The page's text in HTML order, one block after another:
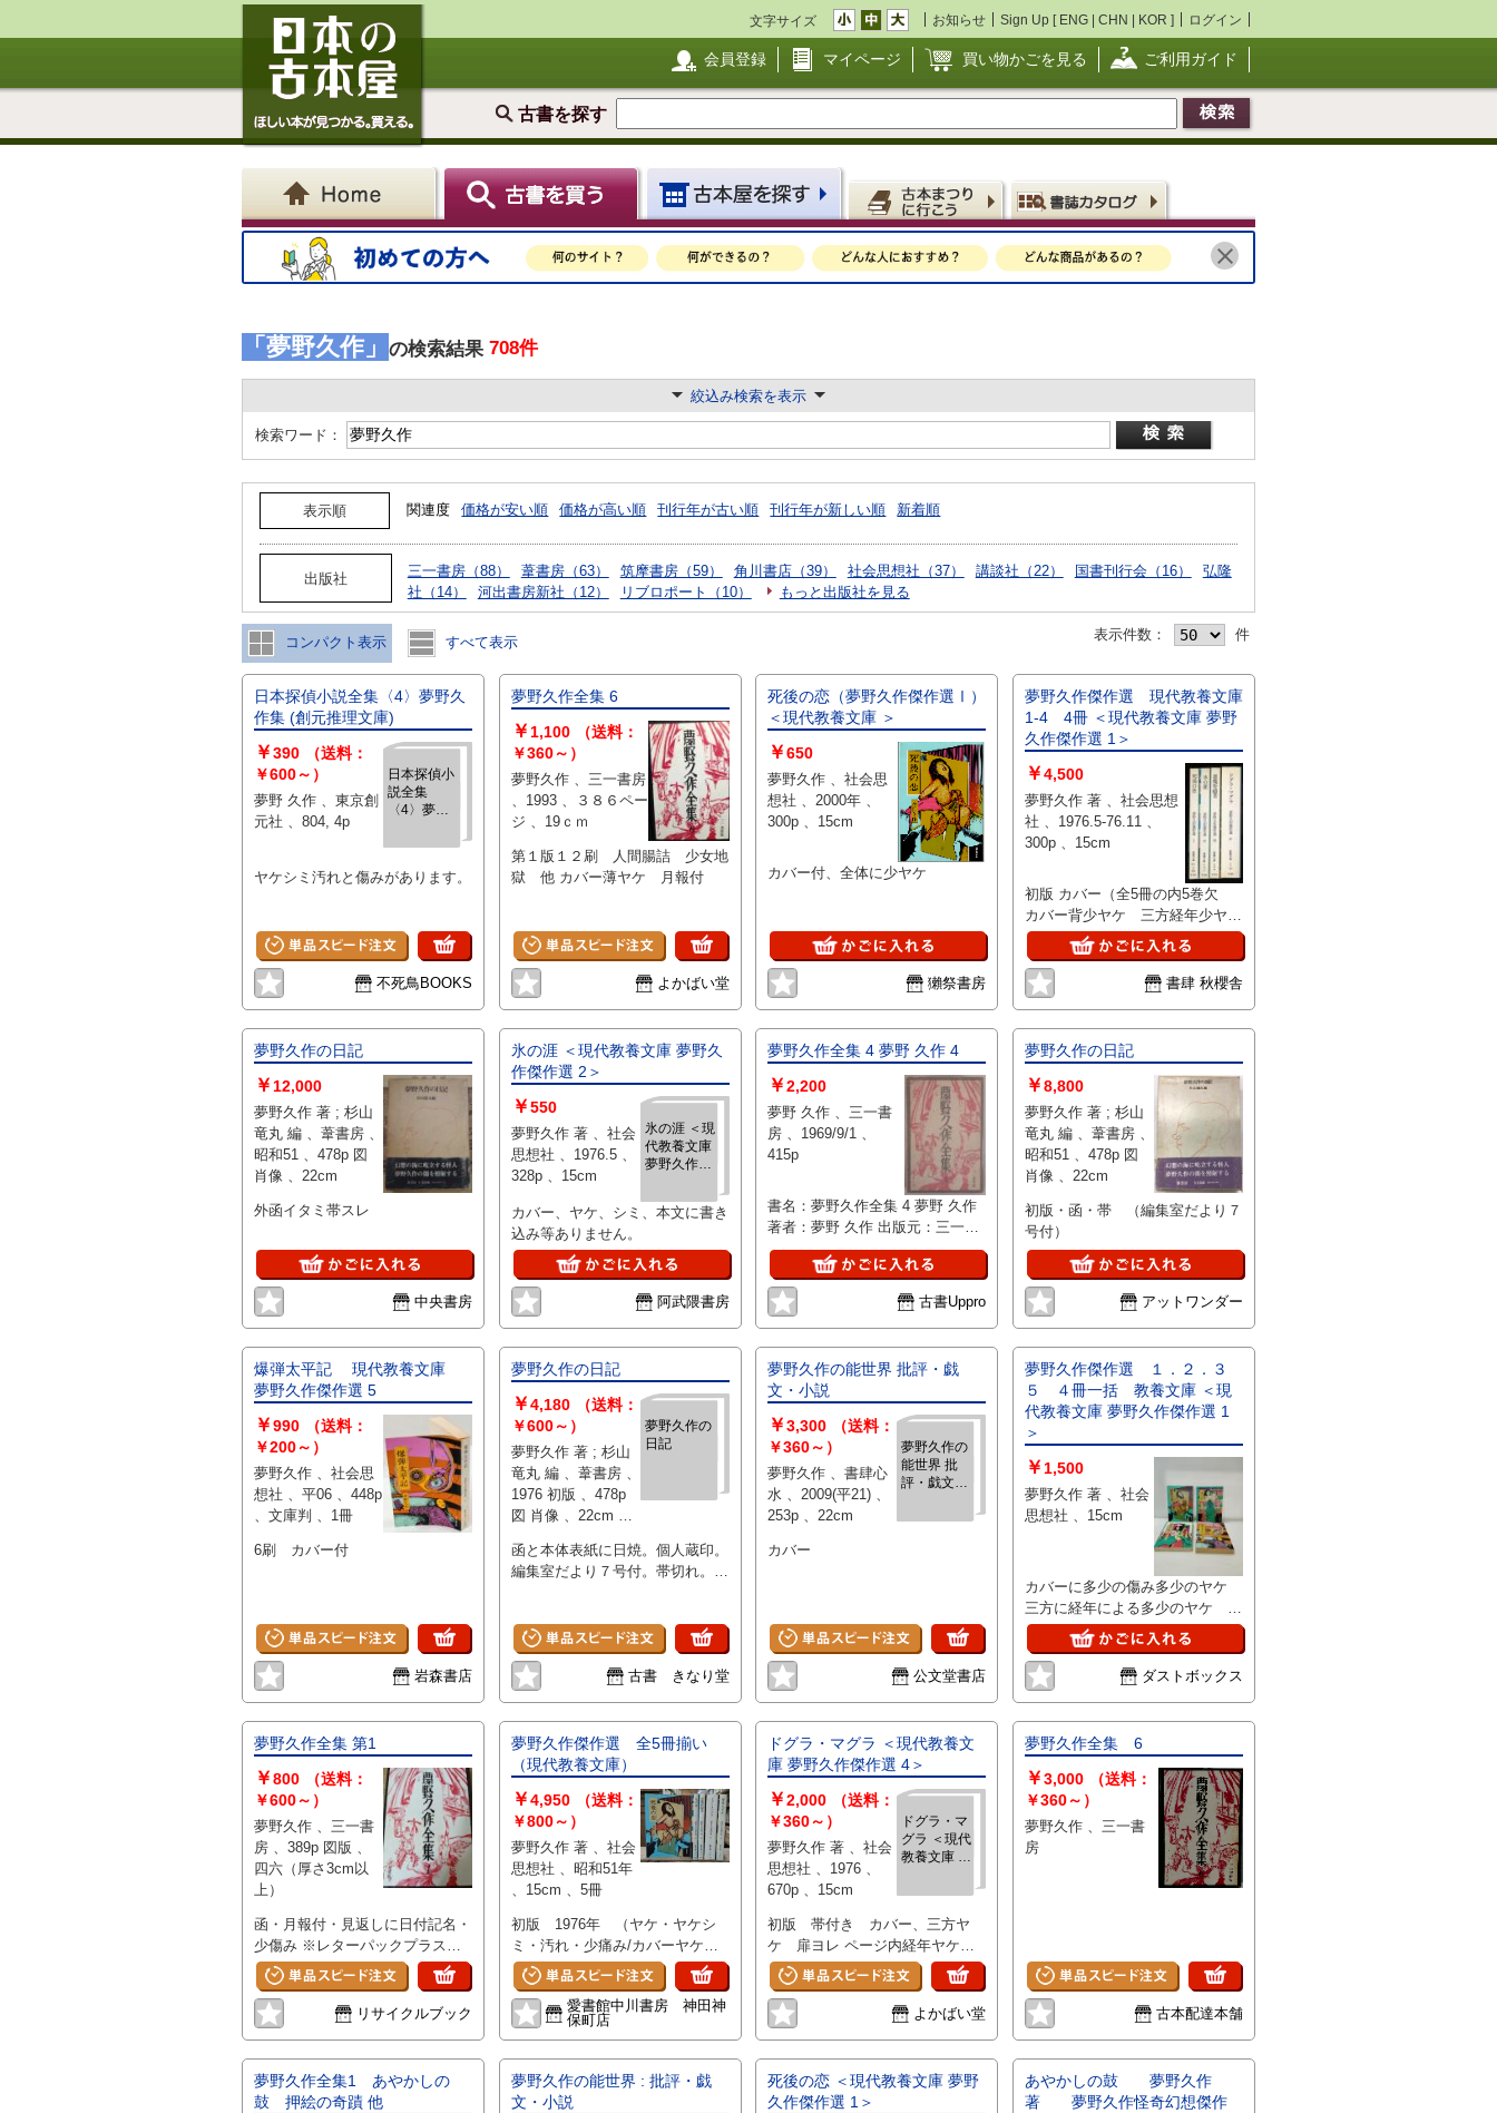
文字サイズ お知らせ Sign Up [ ENG | CHN | KOR ] ログイン
会員登録 マイページ 買い物かごを見る ご利用ガイド
古書を探す
「夢野久作」 の検索結果 708件
絞込み検索を表示
検索ワード：
表示順 関連度 価格が安い順 価格が高い順 刊行年が古い順 刊行年が新しい順 新着順
出版社 三一書房（88） 葦書房（63） 筑摩書房（59） 角川書店（39） 社会思想社（37） 講談社（22） 国書刊行会（16）
弘隆
社（14）
河出書房新社（12） リブロポート（10） もっと出版社を見る
コンパクト表示 すべて表示 表示件数： 件
日本探偵小説全集〈4〉夢野久
作集 (創元推理文庫)
日本探偵小
説全集
〈4〉夢野
元推理文
￥390
（送料：
￥600～）
夢野 久作 、東京創
元社 、804, 4p
ヤケシミ汚れと傷みがあります。
不死鳥BOOKS
夢野久作全集 6
￥ 1,100
（送料：
￥360～）
夢野久作 、三一書房
、1993 、３８６ペー
ジ 、19ｃｍ
第１版１２刷 人間腸詰 少女地
獄 他 カバー薄ヤケ 月報付
よかばい堂
死後の恋（夢野久作傑作選Ⅰ）
＜現代教養文庫 ＞
￥650
夢野久作 、社会思
想社 、2000年 、
300p 、15cm
カバー付、全体に少ヤケ
獺祭書房
夢野久作傑作選 現代教養文庫
1-4 4冊 ＜現代教養文庫 夢野
久作傑作選 1＞
￥4,500
夢野久作 著 、社会思想
社 、1976.5-76.11 、
300p 、15cm
初版 カバー（全5冊の内5巻欠
カバー背少ヤケ 三方経年少ヤケ
変色天少強）
書肆 秋櫻舎
夢野久作の日記
￥ 12,000
夢野久作 著 ; 杉山
竜丸 編 、葦書房 、
昭和51 、478p 図
肖像 、22cm
外函イタミ帯スレ
中央書房
氷の涯 ＜現代教養文庫 夢野久
作傑作選 2＞
氷の涯 ＜現
代教養文庫
夢野久作傑
￥550
夢野久作 著 、社会
思想社 、1976.5 、
328p 、15cm
カバー、ヤケ、シミ、本文に書き
込み等ありません。
阿武隈書房
夢野久作全集 4 夢野 久作 4
￥2,200
夢野 久作 、三一書
房 、1969/9/1 、
415p
書名：夢野久作全集 4 夢野 久作
著者：夢野 久作 出版元：三一書
房 刊行年：1969/09/01 版表示：
説明：夢野久作の代表的な著作を
集めた「夢野久作全集」第4巻
は、三一書房から1969年に刊行
された一冊です。幻想文学や怪奇
小説に関心がある読者に向いてお
り、夢野久作の独特な世界観や表
現が感じられる内容が収められて
いると考えられます。全集の一部
として、彼の作風や時代背景を理
解するうえで参考になりそうで
す。収録作品の詳細については明
記されていませんが、夢野久作の
文学に触れるための資料として活
用できるでしょう。 状態：
古書Uppro
夢野久作の日記
￥8,800
夢野久作 著 ; 杉山
竜丸 編 、葦書房 、
昭和51 、478p 図
肖像 、22cm
初版・函・帯 （編集室だより７
号付）
アットワンダー
爆弾太平記 現代教養文庫
夢野久作傑作選 5
￥990
（送料：
￥200～）
夢野久作 、社会思
想社 、平06 、448p
、文庫判 、1冊
6刷 カバー付
岩森書店
夢野久作の日記
夢野久作の
日記
￥4,180
（送料：
￥600～）
夢野久作 著 ; 杉山
竜丸 編 、葦書房 、
1976 初版 、478p
図 肖像 、22cm 、1
函と本体表紙に日焼。個人蔵印。
編集室だより７号付。帯切れ。開
古書 きなり堂
夢野久作の能世界 批評・戯
文・小説
夢野久作の
能世界 批
評・戯文・
￥3,300
（送料：
￥360～）
夢野久作 、書肆心
水 、2009(平21) 、
253p 、22cm
カバー
公文堂書店
夢野久作傑作選 １．２．３
５ ４冊一括 教養文庫 ＜現
代教養文庫 夢野久作傑作選 1
＞
￥ 1,500
夢野久作 著 、社会
思想社 、15cm
カバーに多少の傷み多少のヤケ
三方に経年による多少のヤケ 本
文は綺麗です 線引き書き込みは
ありません
ダストボックス
夢野久作全集 第1
￥800
（送料：
￥600～）
夢野久作 、三一書
房 、389p 図版 、
四六（厚さ3cm以
上）
函・月報付・見返しに日付記名・
少傷み ※レターパックプラスで
発送
リサイクルブック
夢野久作傑作選 全5冊揃い
（現代教養文庫）
￥4,950
（送料：
￥800～）
夢野久作 著 、社会
思想社 、昭和51年
、15cm 、5冊
初版 1976年 （ヤケ・ヤケシ
ミ・汚れ・少痛み/カバーヤケシ
ミ・少痛み/第2巻少ゆがみ・カバ
ーヤケ/第3巻扉ページ少痛み）
愛書館中川書房 神田神
保町店
ドグラ・マグラ ＜現代教養文
庫 夢野久作傑作選 4＞
ドグラ・マ
グラ ＜現代
教養文庫 夢
選 4＞
￥2,000
（送料：
￥360～）
夢野久作 著 、社会
思想社 、1976 、
670p 、15cm
初版 帯付き カバー、三方ヤ
ケ 扉ヨレ ページ内経年ヤケ
伏字はすべて復刻！！新資料によ
る決定版
よかばい堂
夢野久作全集 6
￥3,000
（送料：
￥360～）
夢野久作 、三一書
房
古本配達本舗
夢野久作全集1 あやかしの
鼓 押絵の奇蹟 他
夢野久作の能世界 : 批評・戯
文・小説
死後の恋 ＜現代教養文庫 夢野
久作傑作選 1＞
あやかしの鼓 夢野久作
著 夢野久作怪奇幻想傑作